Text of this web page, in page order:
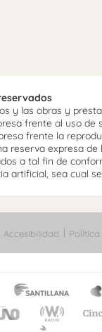
las obras y
frente al uso
frente la
reserva expresa
a tal fin de
artificial, sea cual
Accesibilidad